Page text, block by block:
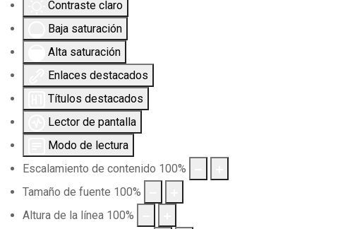
Contraste claro
Baja saturación
Alta saturación
Enlaces destacados
Títulos destacados
Lector de pantalla
Modo de lectura
Escalamiento de contenido 100%
Tamaño de fuente 100%
Altura de la línea 100%